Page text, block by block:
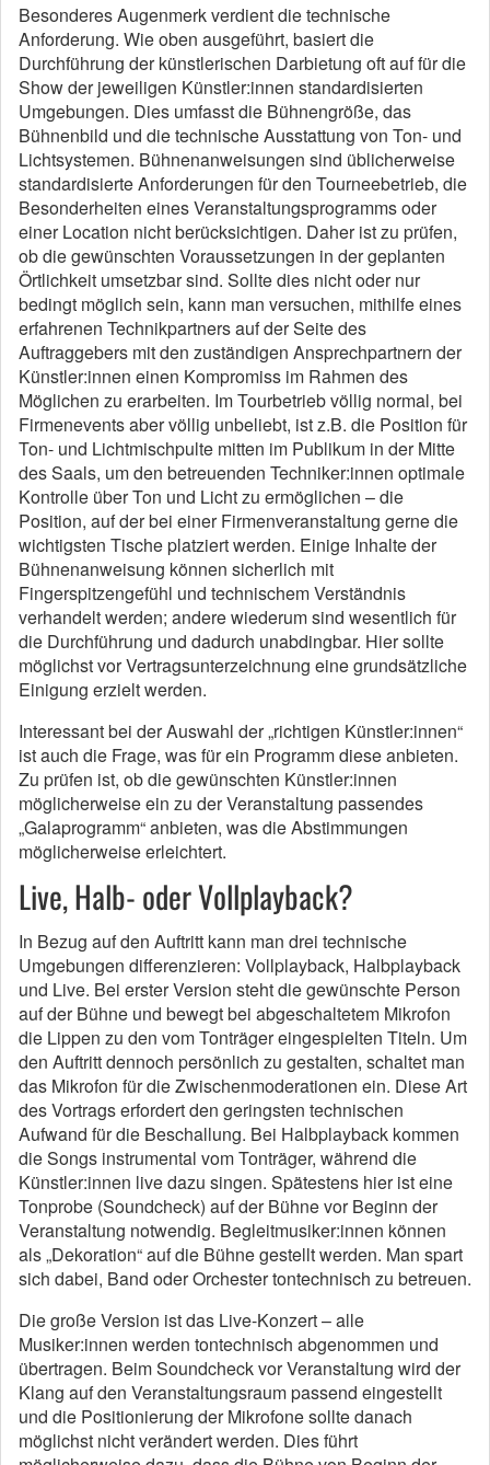
Besonderes Augenmerk verdient die technische
Anforderung. Wie oben ausgeführt, basiert die
Durchführung der künstlerischen Darbietung oft auf für die
Show der jeweiligen Künstler:innen standardisierten
Umgebungen. Dies umfasst die Bühnengröße, das
Bühnenbild und die technische Ausstattung von Ton- und
Lichtsystemen. Bühnenanweisungen sind üblicherweise
standardisierte Anforderungen für den Tourneebetrieb, die
Besonderheiten eines Veranstaltungsprogramms oder
einer Location nicht berücksichtigen. Daher ist zu prüfen,
ob die gewünschten Voraussetzungen in der geplanten
Örtlichkeit umsetzbar sind. Sollte dies nicht oder nur
bedingt möglich sein, kann man versuchen, mithilfe eines
erfahrenen Technikpartners auf der Seite des
Auftraggebers mit den zuständigen Ansprechpartnern der
Künstler:innen einen Kompromiss im Rahmen des
Möglichen zu erarbeiten. Im Tourbetrieb völlig normal, bei
Firmenevents aber völlig unbeliebt, ist z.B. die Position für
Ton- und Lichtmischpulte mitten im Publikum in der Mitte
des Saals, um den betreuenden Techniker:innen optimale
Kontrolle über Ton und Licht zu ermöglichen – die
Position, auf der bei einer Firmenveranstaltung gerne die
wichtigsten Tische platziert werden. Einige Inhalte der
Bühnenanweisung können sicherlich mit
Fingerspitzengefühl und technischem Verständnis
verhandelt werden; andere wiederum sind wesentlich für
die Durchführung und dadurch unabdingbar. Hier sollte
möglichst vor Vertragsunterzeichnung eine grundsätzliche
Einigung erzielt werden.
Interessant bei der Auswahl der „richtigen Künstler:innen“
ist auch die Frage, was für ein Programm diese anbieten.
Zu prüfen ist, ob die gewünschten Künstler:innen
möglicherweise ein zu der Veranstaltung passendes
„Galaprogramm“ anbieten, was die Abstimmungen
möglicherweise erleichtert.
Live, Halb- oder Vollplayback?
In Bezug auf den Auftritt kann man drei technische
Umgebungen differenzieren: Vollplayback, Halbplayback
und Live. Bei erster Version steht die gewünschte Person
auf der Bühne und bewegt bei abgeschaltetem Mikrofon
die Lippen zu den vom Tonträger eingespielten Titeln. Um
den Auftritt dennoch persönlich zu gestalten, schaltet man
das Mikrofon für die Zwischenmoderationen ein. Diese Art
des Vortrags erfordert den geringsten technischen
Aufwand für die Beschallung. Bei Halbplayback kommen
die Songs instrumental vom Tonträger, während die
Künstler:innen live dazu singen. Spätestens hier ist eine
Tonprobe (Soundcheck) auf der Bühne vor Beginn der
Veranstaltung notwendig. Begleitmusiker:innen können
als „Dekoration“ auf die Bühne gestellt werden. Man spart
sich dabei, Band oder Orchester tontechnisch zu betreuen.
Die große Version ist das Live-Konzert – alle
Musiker:innen werden tontechnisch abgenommen und
übertragen. Beim Soundcheck vor Veranstaltung wird der
Klang auf den Veranstaltungsraum passend eingestellt
und die Positionierung der Mikrofone sollte danach
möglichst nicht verändert werden. Dies führt